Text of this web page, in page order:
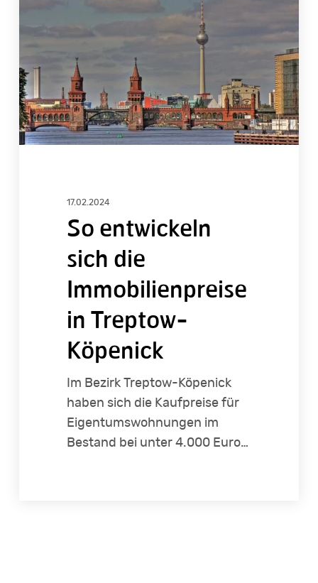
die
Immobilienpreise
in
Treptow-
Köpenick
17.02.2024
So entwickeln
sich die
Immobilienpreise
in Treptow-
Köpenick
Im Bezirk Treptow-Köpenick
haben sich die Kaufpreise für
Eigentumswohnungen im
Bestand bei unter 4.000 Euro…